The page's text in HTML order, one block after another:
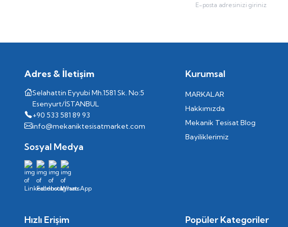
Adres & İletişim
Selahattin Eyyubi Mh.1581 Sk. No:5
Esenyurt/İSTANBUL
+90 533 581 89 93
info@mekaniktesisatmarket.com
Sosyal Medya
Kurumsal
MARKALAR
Hakkımızda
Mekanik Tesisat Blog
Bayiliklerimiz
Hızlı Erişim Popüler Kategoriler